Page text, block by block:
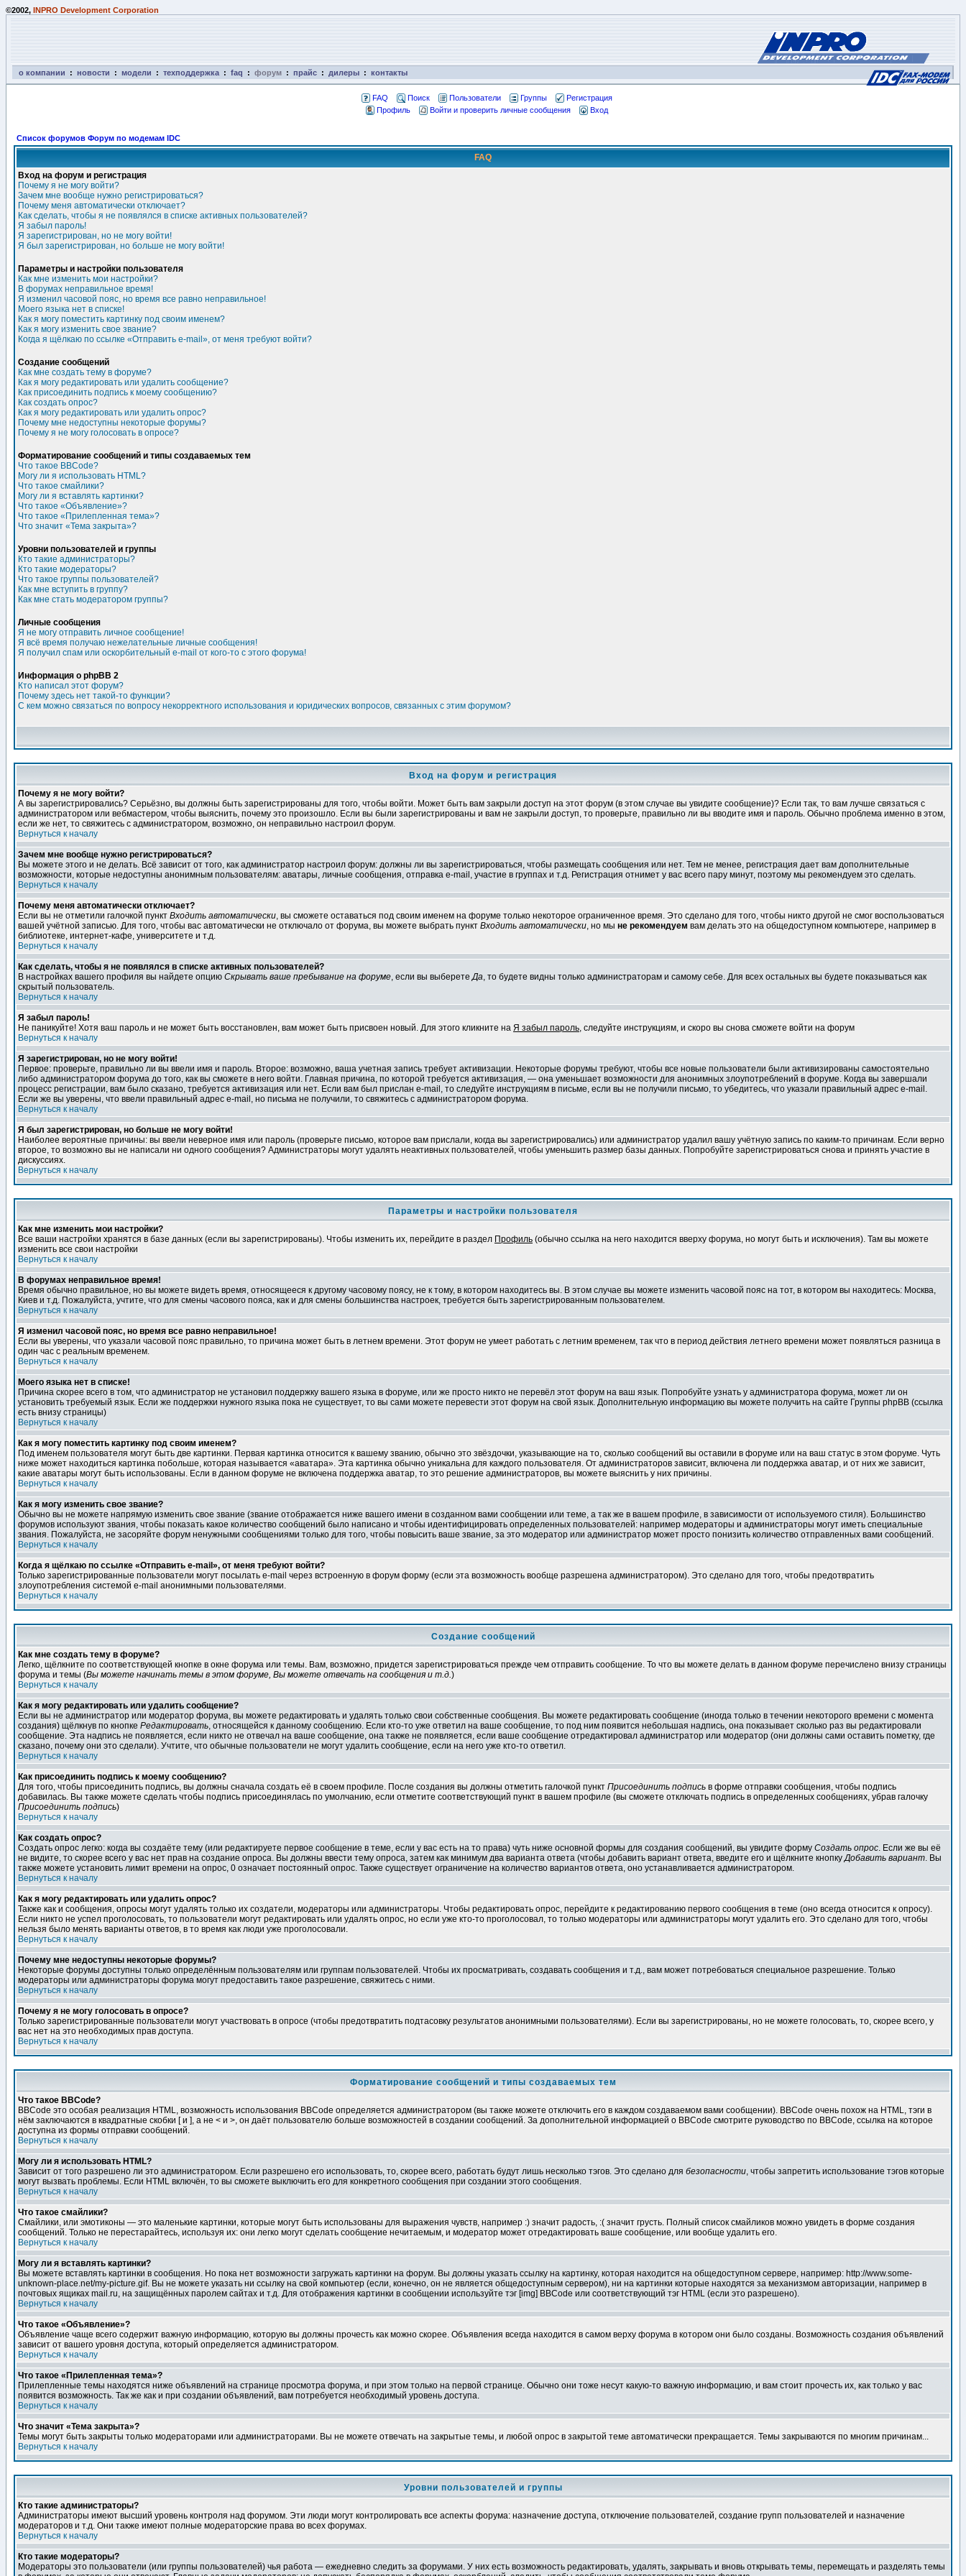
©2002, INPRO Development Corporation
о компании : новости : модели : техподдержка : faq : форум : прайс : дилеры : контакты
FAQ Поиск Пользователи Группы
Регистрация
Профиль
Войти и проверить личные сообщения Вход
Список форумов Форум по модемам IDC
FAQ
Вход на форум и регистрация
Почему я не могу войти?
Зачем мне вообще нужно регистрироваться?
Почему меня автоматически отключает?
Как сделать, чтобы я не появлялся в списке активных пользователей?
Я забыл пароль!
Я зарегистрирован, но не могу войти!
Я был зарегистрирован, но больше не могу войти!
Параметры и настройки пользователя
Как мне изменить мои настройки?
В форумах неправильное время!
Я изменил часовой пояс, но время все равно неправильное!
Моего языка нет в списке!
Как я могу поместить картинку под своим именем?
Как я могу изменить свое звание?
Когда я щёлкаю по ссылке «Отправить e-mail», от меня требуют войти?
Создание сообщений
Как мне создать тему в форуме?
Как я могу редактировать или удалить сообщение?
Как присоединить подпись к моему сообщению?
Как создать опрос?
Как я могу редактировать или удалить опрос?
Почему мне недоступны некоторые форумы?
Почему я не могу голосовать в опросе?
Форматирование сообщений и типы создаваемых тем
Что такое BBCode?
Могу ли я использовать HTML?
Что такое смайлики?
Могу ли я вставлять картинки?
Что такое «Объявление»?
Что такое «Прилепленная тема»?
Что значит «Тема закрыта»?
Уровни пользователей и группы
Кто такие администраторы?
Кто такие модераторы?
Что такое группы пользователей?
Как мне вступить в группу?
Как мне стать модератором группы?
Личные сообщения
Я не могу отправить личное сообщение!
Я всё время получаю нежелательные личные сообщения!
Я получил спам или оскорбительный e-mail от кого-то с этого форума!
Информация о phpBB 2
Кто написал этот форум?
Почему здесь нет такой-то функции?
С кем можно связаться по вопросу некорректного использования и юридических вопросов, связанных с этим форумом?
Вход на форум и регистрация
Почему я не могу войти?
А вы зарегистрировались? Серьёзно, вы должны быть зарегистрированы для того, чтобы войти. Может быть вам закрыли доступ на этот форум (в этом случае вы увидите сообщение)? Если так, то вам лучше связаться с
администратором или вебмастером, чтобы выяснить, почему это произошло. Если вы были зарегистрированы и вам не закрыли доступ, то проверьте, правильно ли вы вводите имя и пароль. Обычно проблема именно в этом,
если же нет, то свяжитесь с администратором, возможно, он неправильно настроил форум.
Вернуться к началу
Зачем мне вообще нужно регистрироваться?
Вы можете этого и не делать. Всё зависит от того, как администратор настроил форум: должны ли вы зарегистрироваться, чтобы размещать сообщения или нет. Тем не менее, регистрация дает вам дополнительные
возможности, которые недоступны анонимным пользователям: аватары, личные сообщения, отправка e-mail, участие в группах и т.д. Регистрация отнимет у вас всего пару минут, поэтому мы рекомендуем это сделать.
Вернуться к началу
Почему меня автоматически отключает?
Если вы не отметили галочкой пункт Входить автоматически, вы сможете оставаться под своим именем на форуме только некоторое ограниченное время. Это сделано для того, чтобы никто другой не смог воспользоваться
вашей учётной записью. Для того, чтобы вас автоматически не отключало от форума, вы можете выбрать пункт Входить автоматически, но мы не рекомендуем вам делать это на общедоступном компьютере, например в
библиотеке, интернет-кафе, университете и т.д.
Вернуться к началу
Как сделать, чтобы я не появлялся в списке активных пользователей?
В настройках вашего профиля вы найдете опцию Скрывать ваше пребывание на форуме, если вы выберетеДа, то будете видны только администраторам и самому себе. Для всех остальных вы будете показываться как
скрытый пользователь.
Вернуться к началу
Я забыл пароль!
Не паникуйте! Хотя ваш пароль и не может быть восстановлен, вам может быть присвоен новый. Для этого кликните на Я забыл пароль, следуйте инструкциям, и скоро вы снова сможете войти на форум
Вернуться к началу
Я зарегистрирован, но не могу войти!
Первое: проверьте, правильно ли вы ввели имя и пароль. Второе: возможно, ваша учетная запись требует активизации. Некоторые форумы требуют, чтобы все новые пользователи были активизированы самостоятельно
либо администратором форума до того, как вы сможете в него войти. Главная причина, по которой требуется активизация, — она уменьшает возможности для анонимных злоупотреблений в форуме. Когда вы завершали
процесс регистрации, вам было сказано, требуется активизация или нет. Если вам был прислан e-mail, то следуйте инструкциям в письме, если вы не получили письмо, то убедитесь, что указали правильный адрес e-mail.
Если же вы уверены, что ввели правильный адрес e-mail, но письма не получили, то свяжитесь с администратором форума.
Вернуться к началу
Я был зарегистрирован, но больше не могу войти!
Наиболее вероятные причины: вы ввели неверное имя или пароль (проверьте письмо, которое вам прислали, когда вы зарегистрировались) или администратор удалил вашу учётную запись по каким-то причинам. Если верно
второе, то возможно вы не написали ни одного сообщения? Администраторы могут удалять неактивных пользователей, чтобы уменьшить размер базы данных. Попробуйте зарегистрироваться снова и принять участие в
дискуссиях.
Вернуться к началу
Параметры и настройки пользователя
Как мне изменить мои настройки?
Все ваши настройки хранятся в базе данных (если вы зарегистрированы). Чтобы изменить их, перейдите в раздел Профиль (обычно ссылка на него находится вверху форума, но могут быть и исключения). Там вы можете
изменить все свои настройки
Вернуться к началу
В форумах неправильное время!
Время обычно правильное, но вы можете видеть время, относящееся к другому часовому поясу, не к тому, в котором находитесь вы. В этом случае вы можете изменить часовой пояс на тот, в котором вы находитесь: Москва,
Киев и т.д. Пожалуйста, учтите, что для смены часового пояса, как и для смены большинства настроек, требуется быть зарегистрированным пользователем.
Вернуться к началу
Я изменил часовой пояс, но время все равно неправильное!
Если вы уверены, что указали часовой пояс правильно, то причина может быть в летнем времени. Этот форум не умеет работать с летним временем, так что в период действия летнего времени может появляться разница в
один час с реальным временем.
Вернуться к началу
Моего языка нет в списке!
Причина скорее всего в том, что администратор не установил поддержку вашего языка в форуме, или же просто никто не перевёл этот форум на ваш язык. Попробуйте узнать у администратора форума, может ли он
установить требуемый язык. Если же поддержки нужного языка пока не существует, то вы сами можете перевести этот форум на свой язык. Дополнительную информацию вы можете получить на сайте Группы phpBB (ссылка
есть внизу страницы)
Вернуться к началу
Как я могу поместить картинку под своим именем?
Под именем пользователя могут быть две картинки. Первая картинка относится к вашему званию, обычно это звёздочки, указывающие на то, сколько сообщений вы оставили в форуме или на ваш статус в этом форуме. Чуть
ниже может находиться картинка побольше, которая называется «аватара». Эта картинка обычно уникальна для каждого пользователя. От администраторов зависит, включена ли поддержка аватар, и от них же зависит,
какие аватары могут быть использованы. Если в данном форуме не включена поддержка аватар, то это решение администраторов, вы можете выяснить у них причины.
Вернуться к началу
Как я могу изменить свое звание?
Обычно вы не можете напрямую изменить свое звание (звание отображается ниже вашего имени в созданном вами сообщении или теме, а так же в вашем профиле, в зависимости от используемого стиля). Большинство
форумов используют звания, чтобы показать какое количество сообщений было написано и чтобы идентифицировать определенных пользователей: например модераторы и администраторы могут иметь специальные
звания. Пожалуйста, не засоряйте форум ненужными сообщениями только для того, чтобы повысить ваше звание, за это модератор или администратор может просто понизить количество отправленных вами сообщений.
Вернуться к началу
Когда я щёлкаю по ссылке «Отправить e-mail», от меня требуют войти?
Только зарегистрированные пользователи могут посылать e-mail через встроенную в форум форму (если эта возможность вообще разрешена администратором). Это сделано для того, чтобы предотвратить
злоупотребления системой e-mail анонимными пользователями.
Вернуться к началу
Создание сообщений
Как мне создать тему в форуме?
Легко, щёлкните по соответствующей кнопке в окне форума или темы. Вам, возможно, придется зарегистрироваться прежде чем отправить сообщение. То что вы можете делать в данном форуме перечислено внизу страницы
форума и темы (Вы можете начинать темы в этом форуме, Вы можете отвечать на сообщения и т.д.)
Вернуться к началу
Как я могу редактировать или удалить сообщение?
Если вы не администратор или модератор форума, вы можете редактировать и удалять только свои собственные сообщения. Вы можете редактировать сообщение (иногда только в течении некоторого времени с момента
создания) щёлкнув по кнопке Редактировать, относящейся к данному сообщению. Если кто-то уже ответил на ваше сообщение, то под ним появится небольшая надпись, она показывает сколько раз вы редактировали
сообщение. Эта надпись не появляется, если никто не отвечал на ваше сообщение, она также не появляется, если ваше сообщение отредактировал администратор или модератор (они должны сами оставить пометку, где
сказано, почему они это сделали). Учтите, что обычные пользователи не могут удалить сообщение, если на него уже кто-то ответил.
Вернуться к началу
Как присоединить подпись к моему сообщению?
Для того, чтобы присоединить подпись, вы должны сначала создать её в своем профиле. После создания вы должны отметить галочкой пункт Присоединить подпись в форме отправки сообщения, чтобы подпись
добавилась. Вы также можете сделать чтобы подпись присоединялась по умолчанию, если отметите соответствующий пункт в вашем профиле (вы сможете отключать подпись в определенных сообщениях, убрав галочку
Присоединить подпись)
Вернуться к началу
Как создать опрос?
Создать опрос легко: когда вы создаёте тему (или редактируете первое сообщение в теме, если у вас есть на то права) чуть ниже основной формы для создания сообщений, вы увидите форму Создать опрос. Если же вы её
не видите, то скорее всего у вас нет прав на создание опроса. Вы должны ввести тему опроса, затем как минимум два варианта ответа (чтобы добавить вариант ответа, введите его и щёлкните кнопкуДобавить вариант. Вы
также можете установить лимит времени на опрос, 0 означает постоянный опрос. Также существует ограничение на количество вариантов ответа, оно устанавливается администратором.
Вернуться к началу
Как я могу редактировать или удалить опрос?
Также как и сообщения, опросы могут удалять только их создатели, модераторы или администраторы. Чтобы редактировать опрос, перейдите к редактированию первого сообщения в теме (оно всегда относится к опросу).
Если никто не успел проголосовать, то пользователи могут редактировать или удалять опрос, но если уже кто-то проголосовал, то только модераторы или администраторы могут удалить его. Это сделано для того, чтобы
нельзя было менять варианты ответов, в то время как люди уже проголосовали.
Вернуться к началу
Почему мне недоступны некоторые форумы?
Некоторые форумы доступны только определённым пользователям или группам пользователей. Чтобы их просматривать, создавать сообщения и т.д., вам может потребоваться специальное разрешение. Только
модераторы или администраторы форума могут предоставить такое разрешение, свяжитесь с ними.
Вернуться к началу
Почему я не могу голосовать в опросе?
Только зарегистрированные пользователи могут участвовать в опросе (чтобы предотвратить подтасовку результатов анонимными пользователями). Если вы зарегистрированы, но не можете голосовать, то, скорее всего, у
вас нет на это необходимых прав доступа.
Вернуться к началу
Форматирование сообщений и типы создаваемых тем
Что такое BBCode?
BBCode это особая реализация HTML, возможность использования BBCode определяется администратором (вы также можете отключить его в каждом создаваемом вами сообщении). BBCode очень похож на HTML, тэги в
нём заключаются в квадратные скобки [ и ], а не < и >, он даёт пользователю больше возможностей в создании сообщений. За дополнительной информацией о BBCode смотрите руководство по BBCode, ссылка на которое
доступна из формы отправки сообщений.
Вернуться к началу
Могу ли я использовать HTML?
Зависит от того разрешено ли это администратором. Если разрешено его использовать, то, скорее всего, работать будут лишь несколько тэгов. Это сделано для безопасности, чтобы запретить использование тэгов которые
могут вызвать проблемы. Если HTML включён, то вы сможете выключить его для конкретного сообщения при создании этого сообщения.
Вернуться к началу
Что такое смайлики?
Смайлики, или эмотиконы — это маленькие картинки, которые могут быть использованы для выражения чувств, например :) значит радость, :( значит грусть. Полный список смайликов можно увидеть в форме создания
сообщений. Только не перестарайтесь, используя их: они легко могут сделать сообщение нечитаемым, и модератор может отредактировать ваше сообщение, или вообще удалить его.
Вернуться к началу
Могу ли я вставлять картинки?
Вы можете вставлять картинки в сообщения. Но пока нет возможности загружать картинки на форум. Вы должны указать ссылку на картинку, которая находится на общедоступном сервере, например: http://www.some-
unknown-place.net/my-picture.gif. Вы не можете указать ни ссылку на свой компьютер (если, конечно, он не является общедоступным сервером), ни на картинки которые находятся за механизмом авторизации, например в
почтовых ящиках mail.ru, на защищённых паролем сайтах и т.д. Для отображения картинки в сообщении используйте тэг [img] BBCode или соответствующий тэг HTML (если это разрешено).
Вернуться к началу
Что такое «Объявление»?
Объявление чаще всего содержит важную информацию, которую вы должны прочесть как можно скорее. Объявления всегда находится в самом верху форума в котором они было созданы. Возможность создания объявлений
зависит от вашего уровня доступа, который определяется администратором.
Вернуться к началу
Что такое «Прилепленная тема»?
Прилепленные темы находятся ниже объявлений на странице просмотра форума, и при этом только на первой странице. Обычно они тоже несут какую-то важную информацию, и вам стоит прочесть их, как только у вас
появится возможность. Так же как и при создании объявлений, вам потребуется необходимый уровень доступа.
Вернуться к началу
Что значит «Тема закрыта»?
Темы могут быть закрыты только модераторами или администраторами. Вы не можете отвечать на закрытые темы, и любой опрос в закрытой теме автоматически прекращается. Темы закрываются по многим причинам...
Вернуться к началу
Уровни пользователей и группы
Кто такие администраторы?
Администраторы имеют высший уровень контроля над форумом. Эти люди могут контролировать все аспекты форума: назначение доступа, отключение пользователей, создание групп пользователей и назначение
модераторов и т.д. Они также имеют полные модераторские права во всех форумах.
Вернуться к началу
Кто такие модераторы?
Модераторы это пользователи (или группы пользователей) чья работа — ежедневно следить за форумами. У них есть возможность редактировать, удалять, закрывать и вновь открывать темы, перемещать и разделять темы